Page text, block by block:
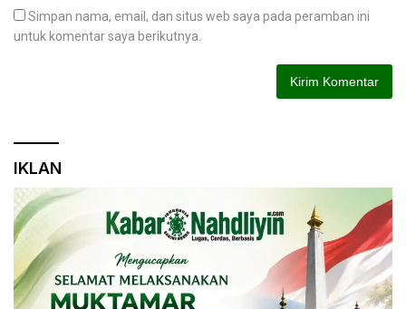
Simpan nama, email, dan situs web saya pada peramban ini
untuk komentar saya berikutnya.
IKLAN